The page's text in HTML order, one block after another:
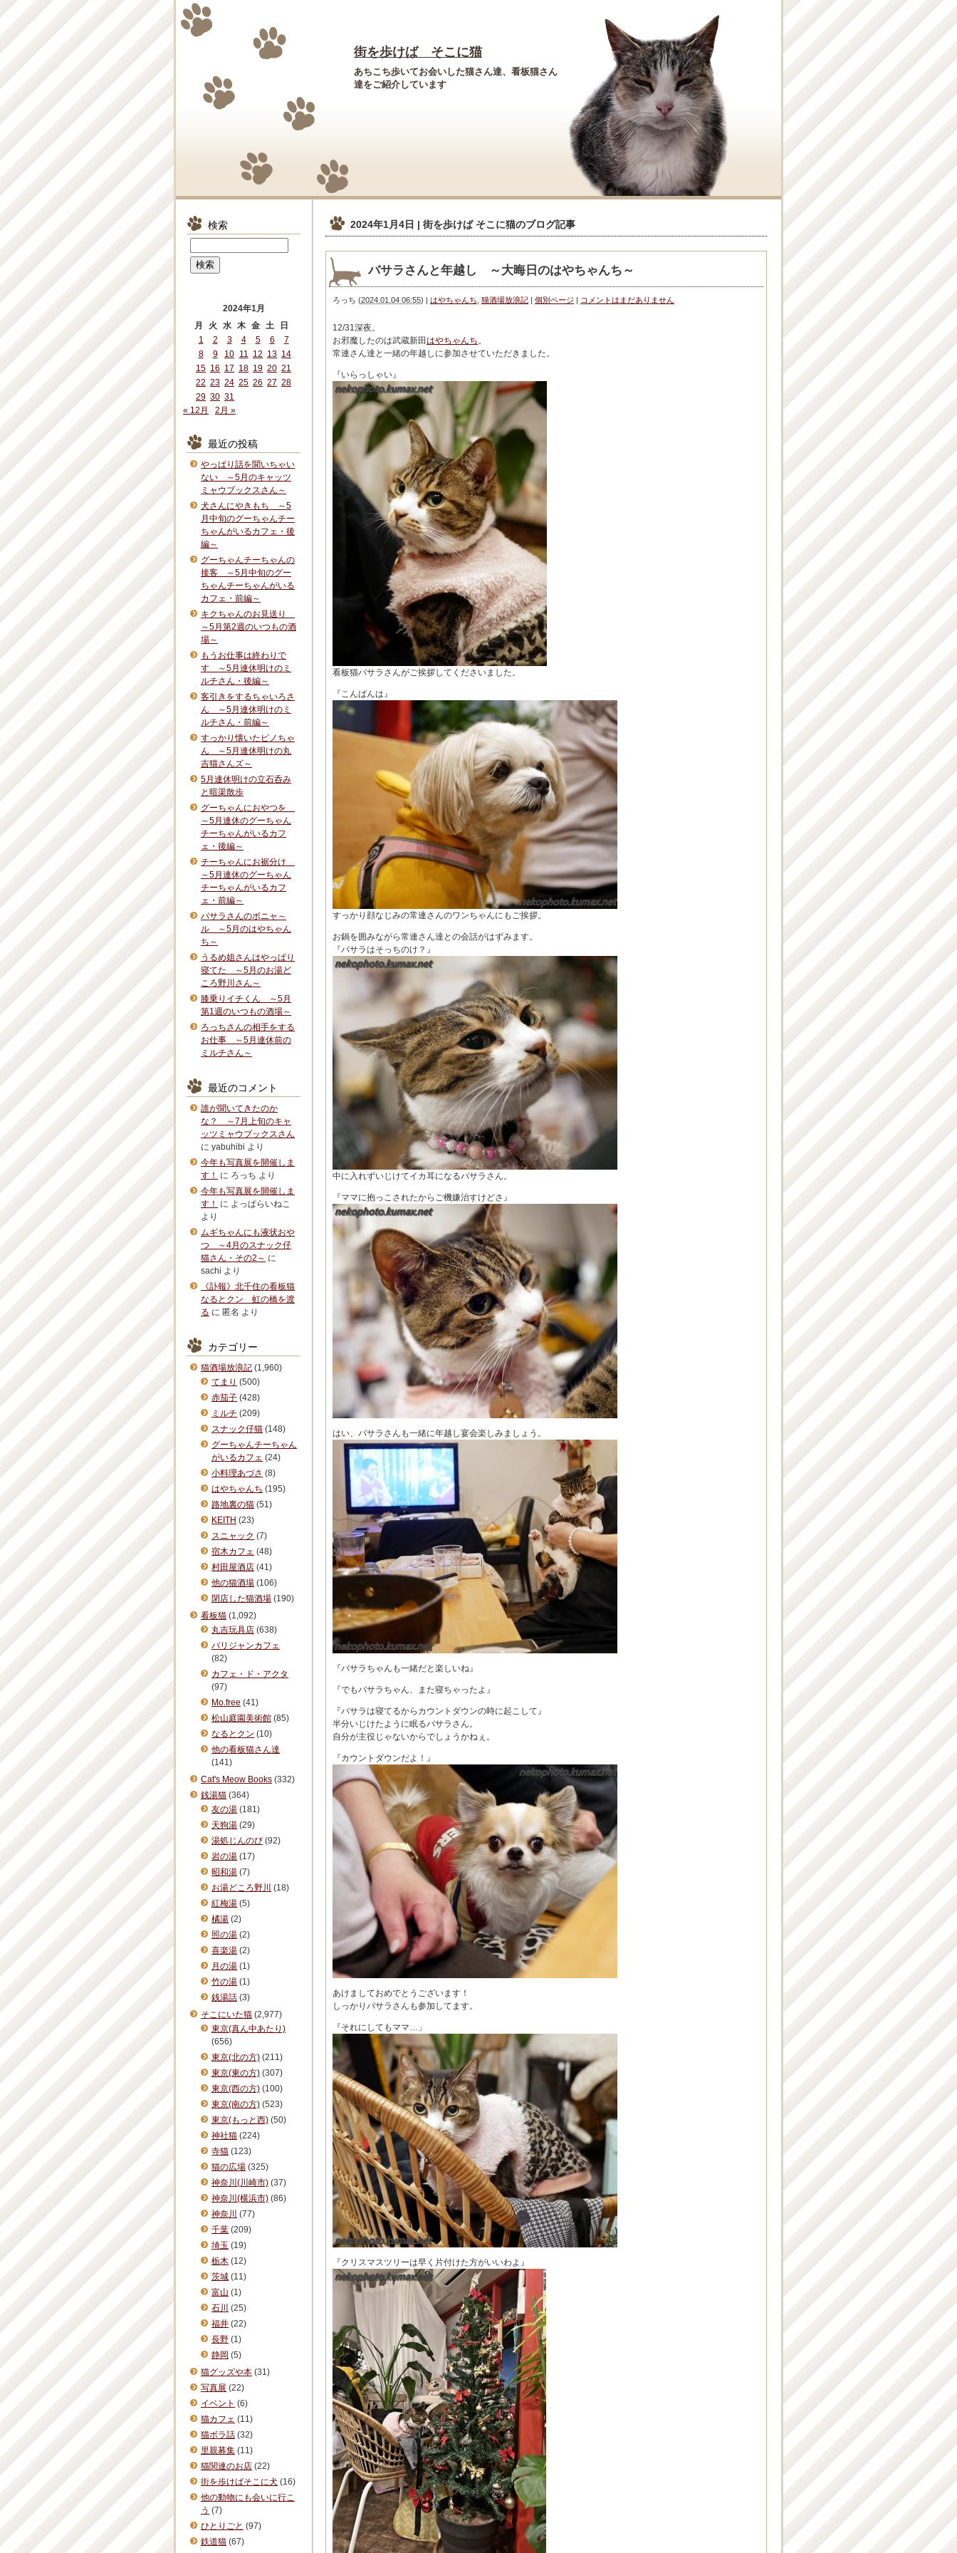
街を歩けば そこに猫
あちこち歩いてお会いした猫さん達、看板猫さん
達をご紹介しています
2024年1月4日 | 街を歩けば そこに猫のブログ記事
バサラさんと年越し ～大晦日のはやちゃんち～
ろっち (2024.01.04 06:55) | はやちゃんち 猫酒場放浪記 | 個別ページ | コメントはまだありません
12/31深夜。
お邪魔したのは武蔵新田はやちゃんち。
常連さん達と一緒の年越しに参加させていただきました。
『いらっしゃい』
看板猫バサラさんがご挨拶してくださいました。
『こんばんは』
すっかり顔なじみの常連さんのワンちゃんにもご挨拶。
お鍋を囲みながら常連さん達との会話がはずみます。
『バサラはそっちのけ？』
中に入れずいじけてイカ耳になるバサラさん。
『ママに抱っこされたからご機嫌治すけどさ』
はい、バサラさんも一緒に年越し宴会楽しみましょう。
『バサラちゃんも一緒だと楽しいね』
『でもバサラちゃん、また寝ちゃったよ』
『バサラは寝てるからカウントダウンの時に起こして』
半分いじけたように眠るバサラさん。
自分が主役じゃないからでしょうかねぇ。
『カウントダウンだよ！』
あけましておめでとうございます！
しっかりバサラさんも参加してます。
『それにしてもママ…」
『クリスマスツリーは早く片付けた方がいいわよ』
検索
2024年1月
月
火 水 木 金 土
日
1
2 3 4 5 6
7
8
9 10 11 12 13 14
15 16 17 18 19 20 21
22 23 24 25 26 27 28
29 30 31
« 12月
2月 »
最近の投稿
やっぱり話を聞いちゃい
ない ～5月のキャッツ
ミャウブックスさん～
犬さんにやきもち ～5
月中旬のグーちゃんチー
ちゃんがいるカフェ・後
編～
グーちゃんチーちゃんの
接客 ～5月中旬のグー
ちゃんチーちゃんがいる
カフェ・前編～
キクちゃんのお見送り
～5月第2週のいつもの酒
場～
もうお仕事は終わりで
す ～5月連休明けのミ
ルチさん・後編～
客引きをするちゃいろさ
ん ～5月連休明けのミ
ルチさん・前編～
すっかり懐いたピノちゃ
ん ～5月連休明けの丸
吉猫さんズ～
5月連休明けの立石呑み
と暗渠散歩
グーちゃんにおやつを
～5月連休のグーちゃん
チーちゃんがいるカフ
ェ・後編～
チーちゃんにお裾分け
～5月連休のグーちゃん
チーちゃんがいるカフ
ェ・前編～
バサラさんのボニャ～
ル ～5月のはやちゃん
ち～
うるめ姐さんはやっぱり
寝てた ～5月のお湯ど
ころ野川さん～
膝乗りイチくん ～5月
第1週のいつもの酒場～
ろっちさんの相手をする
お仕事 ～5月連休前の
ミルチさん～
最近のコメント
誰が聞いてきたのか
な？ ～7月上旬のキャ
ッツミャウブックスさん
に yabuhibi より
今年も写真展を開催しま
す！
に ろっち より
今年も写真展を開催しま
す！
に よっぱらいねこ
より
ムギちゃんにも液状おや
つ ～4月のスナック仔
猫さん・その2～ に
sachi より
《訃報》北千住の看板猫
なるとクン 虹の橋を渡
る に 匿名 より
カテゴリー
猫酒場放浪記 (1,960)
てまり (500)
赤茄子 (428)
ミルチ (209)
スナック仔猫 (148)
グーちゃんチーちゃん
がいるカフェ (24)
小料理あづさ (8)
はやちゃんち (195)
路地裏の猫 (51)
KEITH (23)
スニャック (7)
宿木カフェ (48)
村田屋酒店 (41)
他の猫酒場 (106)
閉店した猫酒場 (190)
看板猫 (1,092)
丸吉玩具店 (638)
パリジャンカフェ
(82)
カフェ・ド・アクタ
(97)
Mo.free (41)
松山庭園美術館 (85)
なるとクン (10)
他の看板猫さん達
(141)
Cat's Meow Books (332)
銭湯猫 (364)
友の湯 (181)
天狗湯 (29)
湯処じんのび (92)
岩の湯 (17)
昭和湯 (7)
お湯どころ野川 (18)
紅梅湯 (5)
橘湯 (2)
照の湯 (2)
喜楽湯 (2)
月の湯 (1)
竹の湯 (1)
銭湯話 (3)
そこにいた猫 (2,977)
東京(真ん中あたり)
(656)
東京(北の方) (211)
東京(東の方) (307)
東京(西の方) (100)
東京(南の方) (523)
東京(もっと西) (50)
神社猫 (224)
寺猫 (123)
猫の広場 (325)
神奈川(川崎市) (37)
神奈川(横浜市) (86)
神奈川 (77)
千葉 (209)
埼玉 (19)
栃木 (12)
茨城 (11)
富山 (1)
石川 (25)
福井 (22)
長野 (1)
静岡 (5)
猫グッズや本 (31)
写真展 (22)
イベント (6)
猫カフェ (11)
猫ボラ話 (32)
里親募集 (11)
猫関連のお店 (22)
街を歩けばそこに犬 (16)
他の動物にも会いに行こ
う (7)
ひとりごと (97)
鉄道猫 (67)